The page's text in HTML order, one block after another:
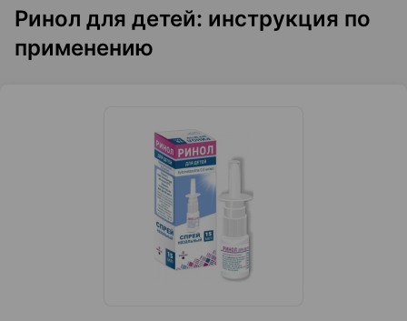
Ринол для детей: инструкция по
применению